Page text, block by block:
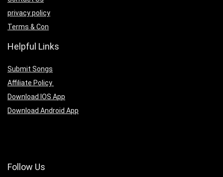
privacy policy
Terms & Con
Helpful Links
Submit Songs
Affiliate Policy
Download IOS App
Download Android App
Follow Us